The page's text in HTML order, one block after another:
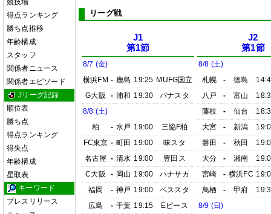
競技場
得点ランキング
勝ち点推移
年齢構成
スタッフ
関係者ニュース
関係者エピソード
Jリーグ記録
順位表
勝ち点
得点ランキング
得失点
年齢構成
星取表
キーワード
プレスリリース
リーグ戦
J1
第1節
8/7 (金)
横浜FM - 鹿島 19:25 MUFG国立
G大阪
- 浦和 19:30
パナスタ
8/8 (土)
柏
- 水戸 19:00
三協F柏
FC東京 - 町田 19:00
味スタ
名古屋 - 清水 19:00
豊田ス
C大阪
- 岡山 19:00
ハナサカ
福岡
- 神戸 19:00
ベススタ
広島
- 千葉 19:15
Eピース
J2
第1節
8/8 (土)
札幌
- 徳島
八戸
- 富山
藤枝
- 仙台
大宮
- 新潟
磐田
- 秋田
大分
- 湘南
宮崎
- 横浜FC
鳥栖
- 甲府
8/9 (日)